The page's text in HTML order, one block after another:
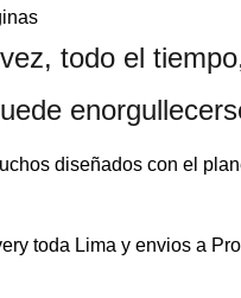
todo el
diseñados con el
toda Lima y envios a